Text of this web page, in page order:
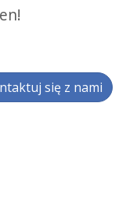
się z nami